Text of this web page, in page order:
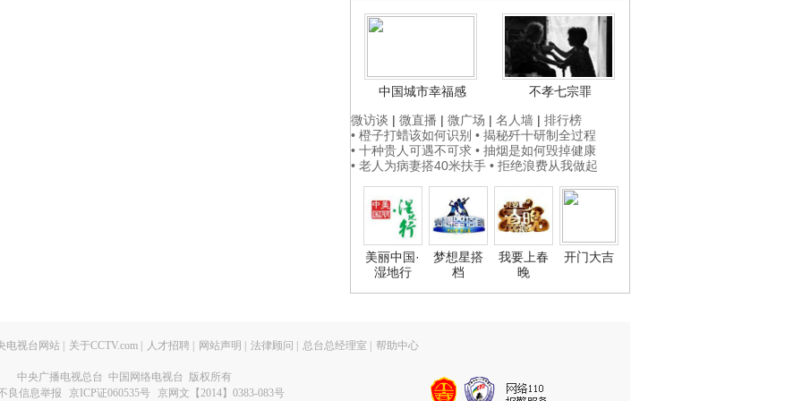
中国城市幸福感
不孝七宗罪
微访谈 | 微直播 | 微广场 | 名人墙 | 排行榜
• 橙子打蜡该如何识别 • 揭秘歼十研制全过程
• 十种贵人可遇不可求 • 抽烟是如何毁掉健康
• 老人为病妻搭40米扶手 • 拒绝浪费从我做起
美丽中国·
湿地行
梦想星搭
档
我要上春
晚
开门大吉
电视台网站 | 关于CCTV.com | 人才招聘 | 网站声明 | 法律顾问 | 总台总经理室 | 帮助中心
中央广播电视总台 中国网络电视台 版权所有
良信息举报
京ICP证060535号 京网文【2014】0383-083号